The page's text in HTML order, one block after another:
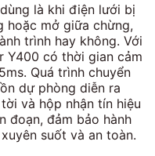
là khi điện lưới bị
hoặc mở giữa chừng,
trình hay không. Với
Y400 có thời gian cảm
5ms. Quá trình chuyển
dự phòng diễn ra
và hộp nhận tín hiệu
đoạn, đảm bảo hành
suốt và an toàn.